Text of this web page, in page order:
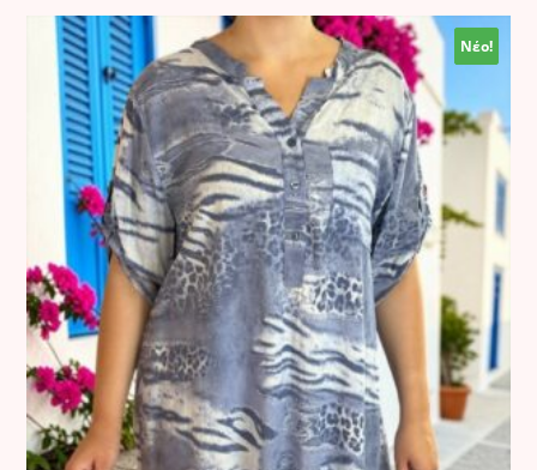
Νέο!
Νέο!